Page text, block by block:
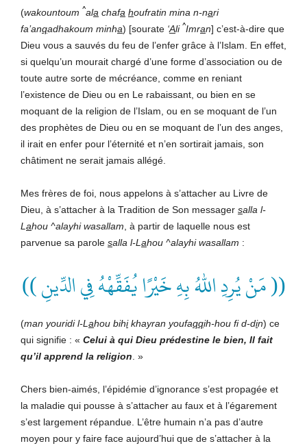
(wakountoum ^ala chafa houfratin mina n-nari
fa’anqadhakoum minha) [sourate ‘Ali ^Imran] c’est-à-dire que
Dieu vous a sauvés du feu de l’enfer grâce à l’Islam. En effet,
si quelqu’un mourait chargé d’une forme d’association ou de
toute autre sorte de mécréance, comme en reniant
l’existence de Dieu ou en Le rabaissant, ou bien en se
moquant de la religion de l’Islam, ou en se moquant de l’un
des prophètes de Dieu ou en se moquant de l’un des anges,
il irait en enfer pour l’éternité et n’en sortirait jamais, son
châtiment ne serait jamais allégé.
Mes frères de foi, nous appelons à s’attacher au Livre de
Dieu, à s’attacher à la Tradition de Son messager salla l-
L ahou ^alayhi wasallam , à partir de laquelle nous est
parvenue sa parole salla l-L ahou ^alayhi wasallam :
(( مَنْ يُرِدِ اللهُ بِهِ خَيْرًا يُفَقِّهْهُ فِي الدِّينِ ))
(man youridi l-L ahou bihikhayran youfaqqih-hou fi d-din) ce
qui signifie : « Celui à qui Dieu prédestine le bien, Il fait
qu’il apprend la religion . »
Chers bien-aimés, l’épidémie d’ignorance s’est propagée et
la maladie qui pousse à s’attacher au faux et à l’égarement
s’est largement répandue. L’être humain n’a pas d’autre
moyen pour y faire face aujourd’hui que de s’attacher à la